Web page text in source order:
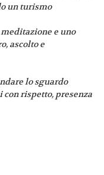
un turismo
e uno
ascolto e
lo sguardo
rispetto, presenza